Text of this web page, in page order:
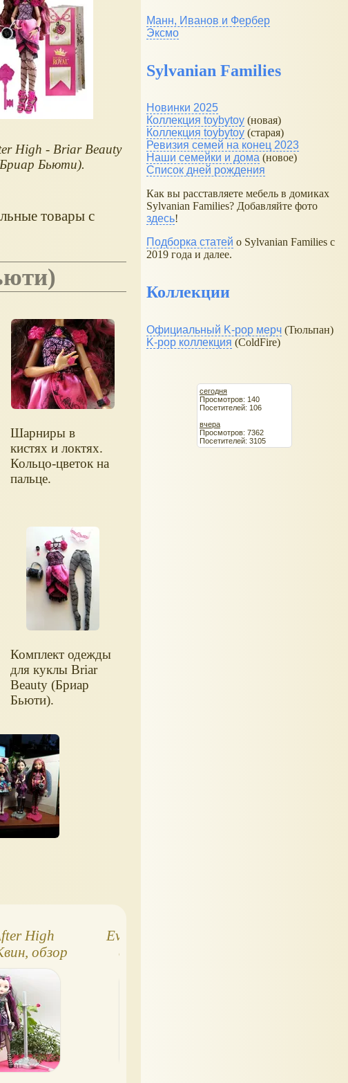
High - Briar Beauty
Бьюти).
товары с
Шарниры в
кистях и локтях.
Кольцо-цветок на
пальце.
Комплект одежды
для куклы Briar
Beauty (Бриар
Бьюти).
High
обзор
Ever After High,
серия кукол
Манн, Иванов и Фербер
Эксмо
Sylvanian Families
Новинки 2025
Коллекция toybytoy (новая)
Коллекция toybytoy (старая)
Ревизия семей на конец 2023
Наши семейки и дома (новое)
Список дней рождения
Как вы расставляете мебель в домиках
Sylvanian Families? Добавляйте фото
здесь!
Подборка статей о Sylvanian Families с
2019 года и далее.
Коллекции
Официальный K-pop мерч (Тюльпан)
K-pop коллекция (ColdFire)
сегодня
Просмотров: 140
Посетителей: 106
вчера
Просмотров: 7362
Посетителей: 3105